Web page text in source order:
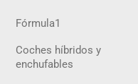
Fórmula1
Coches híbridos y
enchufables